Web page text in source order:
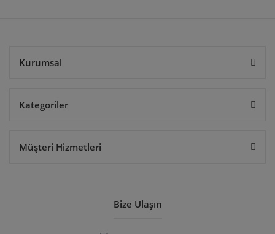
Kurumsal
Kategoriler
Müşteri Hizmetleri
Bize Ulaşın